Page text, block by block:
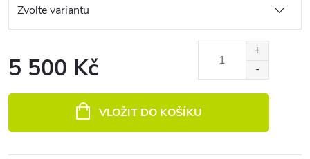
5 500 Kč
VLOŽIT DO KOŠÍKU